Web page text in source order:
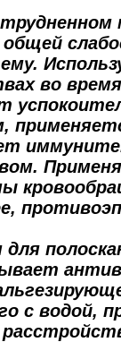
во
с водой,